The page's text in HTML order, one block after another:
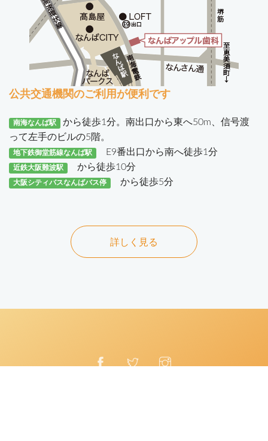
公共交通機関のご利用が便利です
南海なんば駅
から徒歩1分。南出口から東へ50m、信号渡
って左手のビルの5階。
地下鉄御堂筋線なんば駅 E9番出口から南へ徒歩1分
近鉄大阪難波駅 から徒歩10分
大阪シティバスなんばバス停 から徒歩5分
詳しく見る